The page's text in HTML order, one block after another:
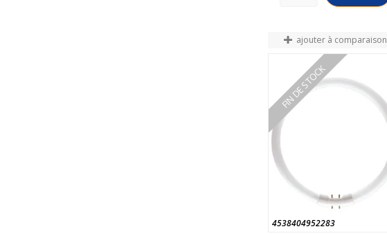
ajouter à comparaison
4538404952283
FIN DE STOCK